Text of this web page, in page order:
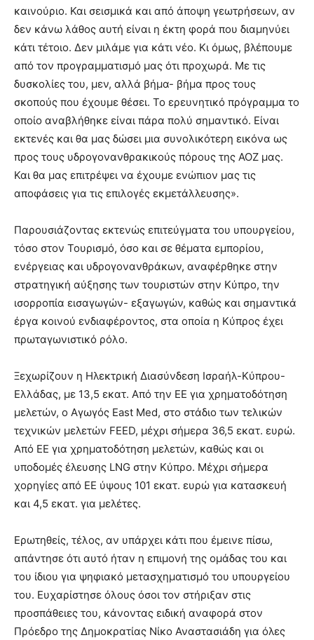
καινούριο. Και σεισμικά και από άποψη γεωτρήσεων, αν
δεν κάνω λάθος αυτή είναι η έκτη φορά που διαμηνύει
κάτι τέτοιο. Δεν μιλάμε για κάτι νέο. Κι όμως, βλέπουμε
από τον προγραμματισμό μας ότι προχωρά. Με τις
δυσκολίες του, μεν, αλλά βήμα- βήμα προς τους
σκοπούς που έχουμε θέσει. Το ερευνητικό πρόγραμμα το
οποίο αναβλήθηκε είναι πάρα πολύ σημαντικό. Είναι
εκτενές και θα μας δώσει μια συνολικότερη εικόνα ως
προς τους υδρογονανθρακικούς πόρους της ΑΟΖ μας.
Και θα μας επιτρέψει να έχουμε ενώπιον μας τις
αποφάσεις για τις επιλογές εκμετάλλευσης».
Παρουσιάζοντας εκτενώς επιτεύγματα του υπουργείου,
τόσο στον Τουρισμό, όσο και σε θέματα εμπορίου,
ενέργειας και υδρογονανθράκων, αναφέρθηκε στην
στρατηγική αύξησης των τουριστών στην Κύπρο, την
ισορροπία εισαγωγών- εξαγωγών, καθώς και σημαντικά
έργα κοινού ενδιαφέροντος, στα οποία η Κύπρος έχει
πρωταγωνιστικό ρόλο.
Ξεχωρίζουν η Ηλεκτρική Διασύνδεση Ισραήλ-Κύπρου-
Ελλάδας, με 13,5 εκατ. Από την ΕΕ για χρηματοδότηση
μελετών, ο Αγωγός East Med, στο στάδιο των τελικών
τεχνικών μελετών FEED, μέχρι σήμερα 36,5 εκατ. ευρώ.
Από ΕΕ για χρηματοδότηση μελετών, καθώς και οι
υποδομές έλευσης LNG στην Κύπρο. Μέχρι σήμερα
χορηγίες από ΕΕ ύψους 101 εκατ. ευρώ για κατασκευή
και 4,5 εκατ. για μελέτες.
Ερωτηθείς, τέλος, αν υπάρχει κάτι που έμεινε πίσω,
απάντησε ότι αυτό ήταν η επιμονή της ομάδας του και
του ίδιου για ψηφιακό μετασχηματισμό του υπουργείου
του. Ευχαρίστησε όλους όσοι τον στήριξαν στις
προσπάθειες του, κάνοντας ειδική αναφορά στον
Πρόεδρο της Δημοκρατίας Νίκο Αναστασιάδη για όλες